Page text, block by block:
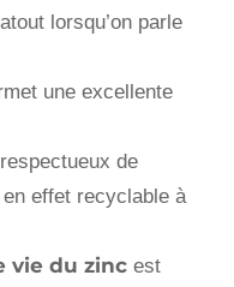
lorsqu’on parle
une excellente
de
effet recyclable à
vie du zinc est